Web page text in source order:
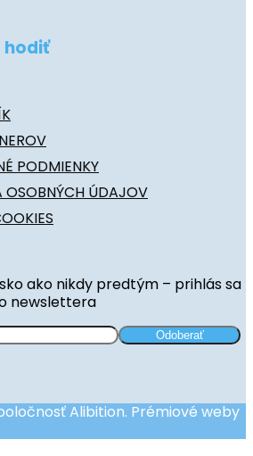
hodiť
PODMIENKY
OSOBNÝCH ÚDAJOV
ako nikdy predtým – prihlás sa
newslettera
Alibition. Prémiové weby